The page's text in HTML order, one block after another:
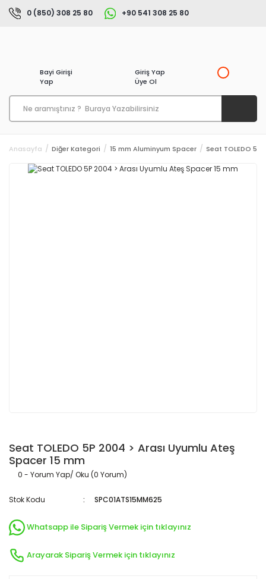
0 (850) 308 25 80 +90 541 308 25 80
Bayi Girişi
Yap
Giriş Yap
Üye Ol
Anasayfa Diğer Kategori 15 mm Aluminyum Spacer Seat TOLEDO 5P
Seat TOLEDO 5P 2004 > Arası Uyumlu Ateş
Spacer 15 mm
0 - Yorum Yap/ Oku (0 Yorum)
Stok Kodu SPC01ATS15MM625
Whatsapp ile Sipariş Vermek için tıklayınız
Arayarak Sipariş Vermek için tıklayınız